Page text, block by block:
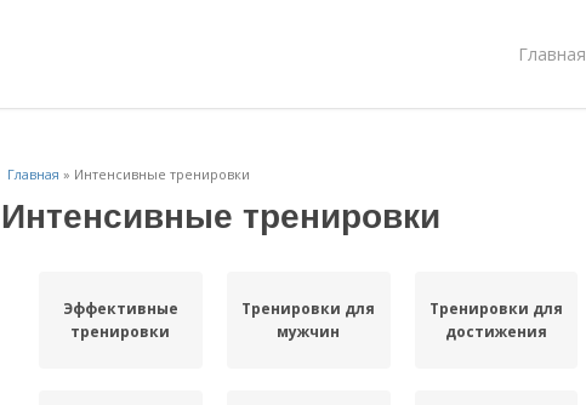
Главная
Главная » Интенсивные тренировки
Интенсивные тренировки
Эффективные
тренировки
Тренировки для
мужчин
Тренировки для
достижения